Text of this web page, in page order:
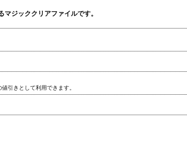
ジッククリアファイルです。
引きとして利用できます。